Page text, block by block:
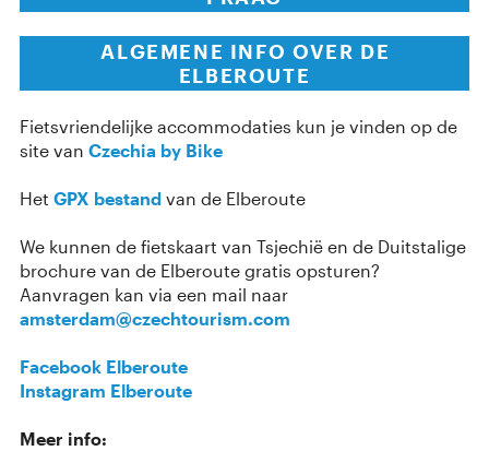
ALGEMENE INFO OVER DE
ELBEROUTE
Fietsvriendelijke accommodaties kun je vinden op de
site van Czechia by Bike
Het GPX bestand van de Elberoute
We kunnen de fietskaart van Tsjechië en de Duitstalige
brochure van de Elberoute gratis opsturen?
Aanvragen kan via een mail naar
amsterdam@czechtourism.com
Facebook Elberoute
Instagram Elberoute
Meer info: